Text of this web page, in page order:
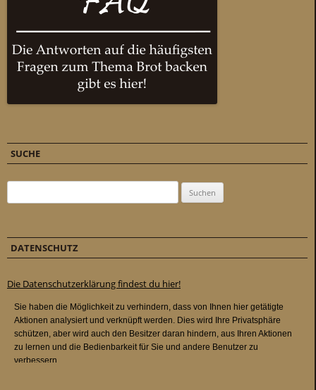
SUCHE
DATENSCHUTZ
Die Datenschutzerklärung findest du hier!